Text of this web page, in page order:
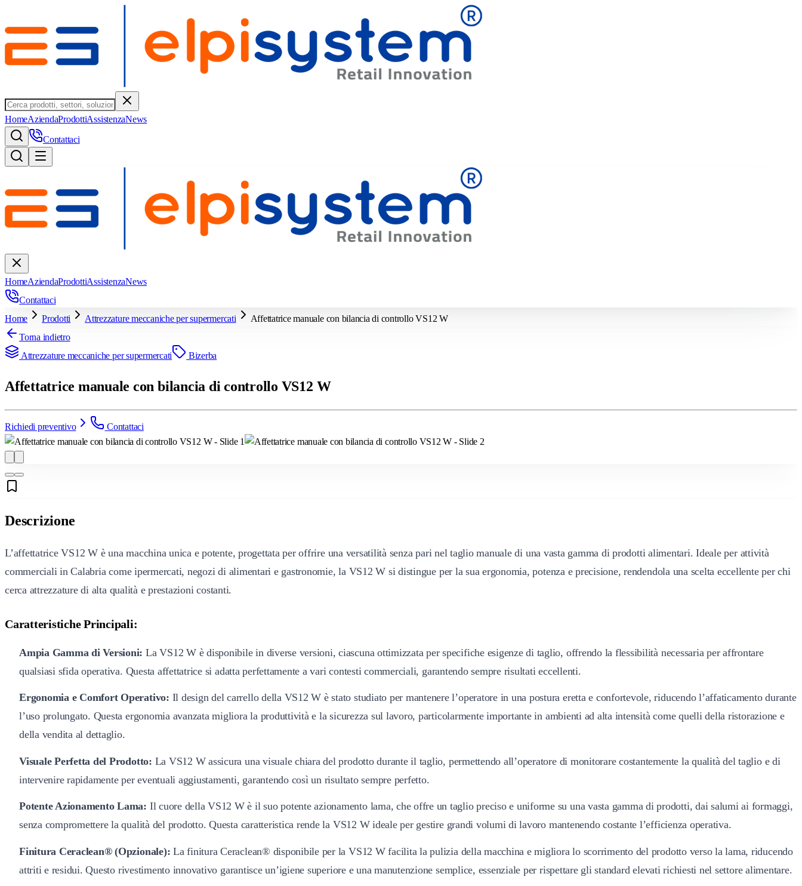
HomeAziendaProdottiAssistenzaNews
Contattaci
HomeAziendaProdottiAssistenzaNews
Contattaci
Home
Prodotti Attrezzature meccaniche per supermercati
Affettatrice manuale con bilancia di controllo VS12 W
Torna indietro
Attrezzature meccaniche per supermercati
Bizerba
Affettatrice manuale con bilancia di controllo VS12 W
Richiedi preventivo Contattaci
Descrizione
L’affettatrice VS12 W è una macchina unica e potente, progettata per offrire una versatilità senza pari nel taglio manuale di una vasta gamma di prodotti alimentari. Ideale per attività
commerciali in Calabria come ipermercati, negozi di alimentari e gastronomie, la VS12 W si distingue per la sua ergonomia, potenza e precisione, rendendola una scelta eccellente per chi
cerca attrezzature di alta qualità e prestazioni costanti.
Caratteristiche Principali:
Ampia Gamma di Versioni: La VS12 W è disponibile in diverse versioni, ciascuna ottimizzata per specifiche esigenze di taglio, offrendo la flessibilità necessaria per affrontare
qualsiasi sfida operativa. Questa affettatrice si adatta perfettamente a vari contesti commerciali, garantendo sempre risultati eccellenti.
Ergonomia e Comfort Operativo: Il design del carrello della VS12 W è stato studiato per mantenere l’operatore in una postura eretta e confortevole, riducendo l’affaticamento durante
l’uso prolungato. Questa ergonomia avanzata migliora la produttività e la sicurezza sul lavoro, particolarmente importante in ambienti ad alta intensità come quelli della ristorazione e
della vendita al dettaglio.
Visuale Perfetta del Prodotto: La VS12 W assicura una visuale chiara del prodotto durante il taglio, permettendo all’operatore di monitorare costantemente la qualità del taglio e di
intervenire rapidamente per eventuali aggiustamenti, garantendo così un risultato sempre perfetto.
Potente Azionamento Lama: Il cuore della VS12 W è il suo potente azionamento lama, che offre un taglio preciso e uniforme su una vasta gamma di prodotti, dai salumi ai formaggi,
senza compromettere la qualità del prodotto. Questa caratteristica rende la VS12 W ideale per gestire grandi volumi di lavoro mantenendo costante l’efficienza operativa.
Finitura Ceraclean® (Opzionale): La finitura Ceraclean® disponibile per la VS12 W facilita la pulizia della macchina e migliora lo scorrimento del prodotto verso la lama, riducendo
attriti e residui. Questo rivestimento innovativo garantisce un’igiene superiore e una manutenzione semplice, essenziale per rispettare gli standard elevati richiesti nel settore alimentare.